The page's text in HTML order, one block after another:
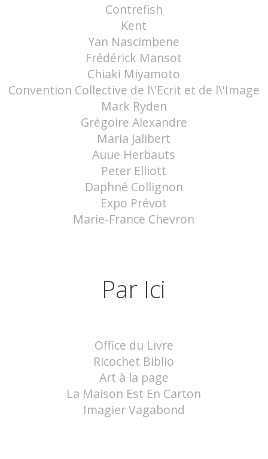
Contrefish
Kent
Yan Nascimbene
Frédérick Mansot
Chiaki Miyamoto
Convention Collective de l\'Ecrit et de l\'Image
Mark Ryden
Grégoire Alexandre
Maria Jalibert
Auue Herbauts
Peter Elliott
Daphné Collignon
Expo Prévot
Marie-France Chevron
Par Ici
Office du Livre
Ricochet Biblio
Art à la page
La Maison Est En Carton
Imagier Vagabond